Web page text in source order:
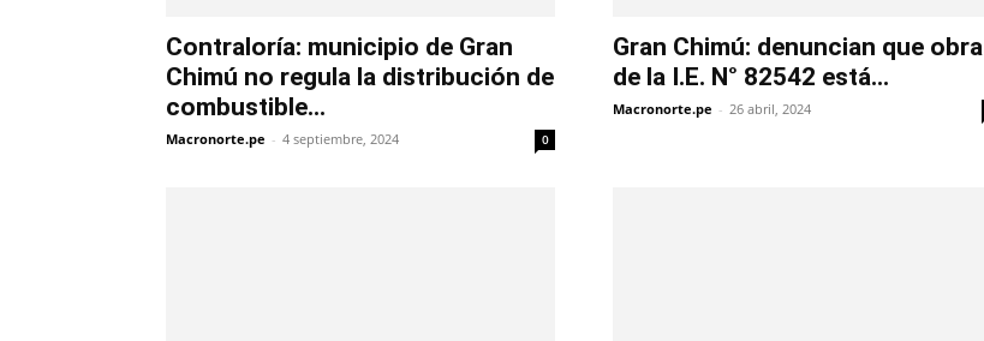
Contraloría: municipio de Gran
Chimú no regula la distribución de
combustible...
Macronorte.pe - 4 septiembre, 2024 0
Gran Chimú: denuncian que obra
de la I.E. N° 82542 está...
Macronorte.pe - 26 abril, 2024